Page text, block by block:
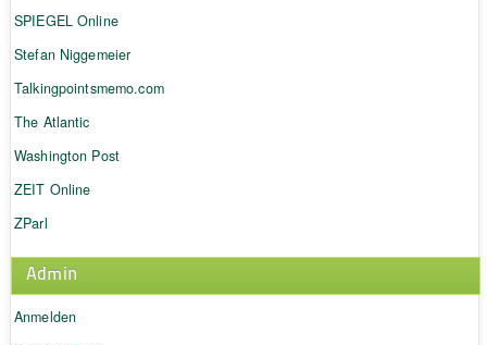
SPIEGEL Online
Stefan Niggemeier
Talkingpointsmemo.com
The Atlantic
Washington Post
ZEIT Online
ZParl
Admin
Anmelden